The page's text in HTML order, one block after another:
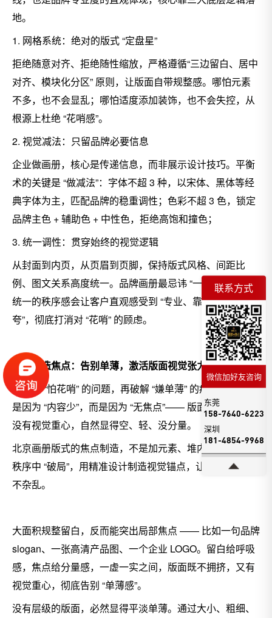
地。
1. 网格系统：绝对的版式 “定盘星”
拒绝随意对齐、拒绝随性缩放，严格遵循“三边留白、居中
对齐、模块化分区” 原则，让版面自带规整感。哪怕元素
不多，也不会显乱；哪怕适度添加装饰，也不会失控，从
根源上杜绝 “花哨感”。
2. 视觉减法：只留品牌必要信息
企业做画册，核心是传递信息，而非展示设计技巧。平衡
术的关键是 “做减法”： 字体不超 3 种，以宋体、黑体等经
典字体为主，匹配品牌的稳重调性； 色彩不超 3 色，锁定
品牌主色 + 辅助色 + 中性色，拒绝高饱和撞色；
3. 统一调性：贯穿始终的视觉逻辑
从封面到内页，从页眉到页脚，保持版式风格、间距比
例、图文关系高度统一。品牌画册最忌讳 “一页一风格”，
统一的秩序感会让客户直观感受到 “专业、靠谱、不浮
夸”，彻底打消对 “花哨” 的顾虑。
二、再造焦点：告别单薄，激活版面视觉张力
解决了 “怕花哨” 的问题，再破解 “嫌单薄” 的痛点。单薄不
是因为 “内容少”，而是因为 “无焦点”—— 版面平均用力，
没有视觉重心，自然显得空、轻、没分量。
北京画册版式的焦点制造，不是加元素、堆内容，而是在
秩序中 “破局”，用精准设计制造视觉锚点，让版面饱满却
不杂乱。
大面积规整留白，反而能突出局部焦点 —— 比如一句品牌
slogan、一张高清产品图、一个企业 LOGO。留白给呼吸
感，焦点给分量感，一虚一实之间，版面既不拥挤，又有
视觉重心，彻底告别 “单薄感”。
没有层级的版面，必然显得平淡单薄。通过大小、粗细、
联系方式
微信加好友咨询
东莞
158-7640-6223
深圳
181-4854-9968